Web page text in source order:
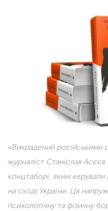
«Викрадений російськими
журналіст Станіслав
концтаборі, яким керували
на сході України. Ця
психологічну та фізичну